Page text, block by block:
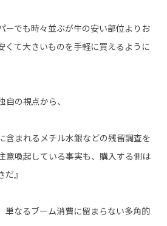
ーでも時々並ぶが牛の安い部位よりお
くて大きいものを手軽に買えるように
の視点から、
含まれるメチル水銀などの残留調査を
意喚起している事実も、購入する側は
』
単なるブーム消費に留まらない多角的